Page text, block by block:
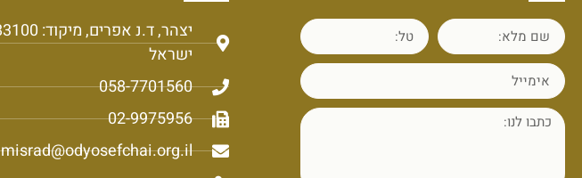
ישראל
058-7701560
02-9975956
misrad@odyosefchai.org.il